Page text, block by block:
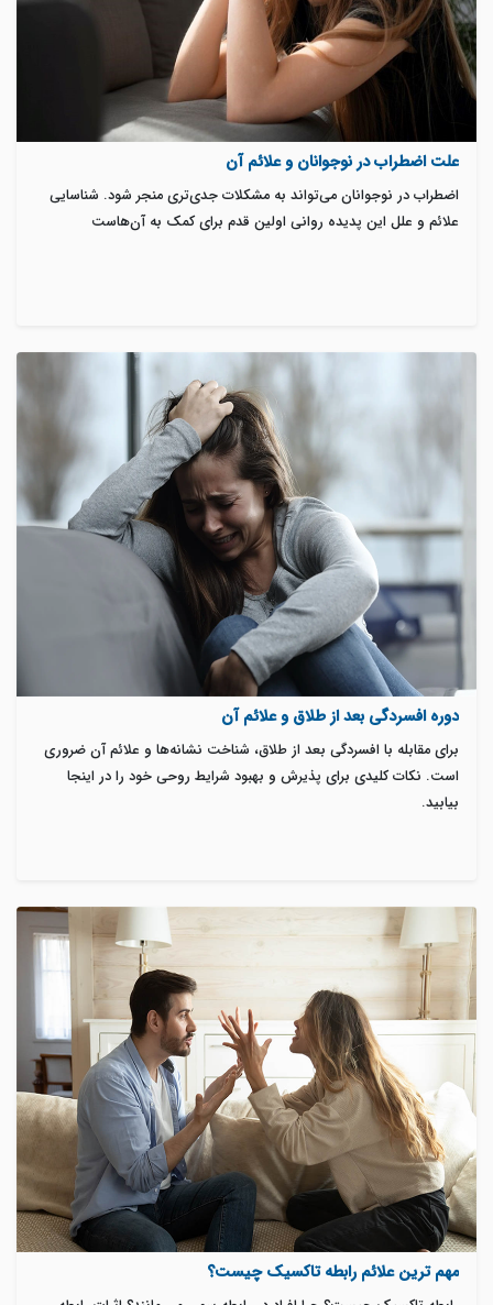
علت اضطراب در نوجوانان و علائم آن
اضطراب در نوجوانان می‌تواند به مشکلات جدی‌تری منجر شود. شناسایی
علائم و علل این پدیده روانی اولین قدم برای کمک به آن‌هاست
دوره افسردگی بعد از طلاق و علائم آن
برای مقابله با افسردگی بعد از طلاق، شناخت نشانه‌ها و علائم آن ضروری
است. نکات کلیدی برای پذیرش و بهبود شرایط روحی خود را در اینجا
بیابید.
مهم ترین علائم رابطه تاکسیک چیست؟